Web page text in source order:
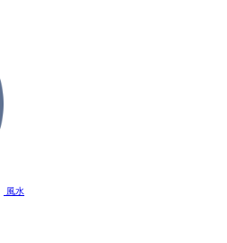
風水